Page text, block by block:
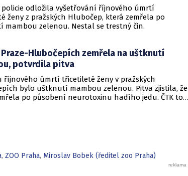
policie odložila vyšetřování říjnového úmrtí
ženy z pražských Hlubočep, která zemřela po
mambou zelenou. Nestal se trestný čin.
Praze-Hlubočepích zemřela na uštknutí
potvrdila pitva
říjnového úmrtí třicetileté ženy v pražských
bylo uštknutí mambou zelenou. Pitva zjistila, že
po působení neurotoxinu hadího jedu. ČTK to
, ZOO Praha, Miroslav Bobek (ředitel zoo Praha)